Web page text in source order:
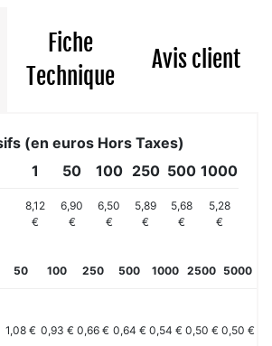
Fiche
Technique
Avis client
(en euros Hors Taxes)
1 50 100 250 500 1000
8,12
€
6,90
€
6,50
€
5,89
€
5,68
€
5,28
€
50 100 250 500 1000 2500 5000
1,08 € 0,93 € 0,66 € 0,64 € 0,54 € 0,50 € 0,50 €